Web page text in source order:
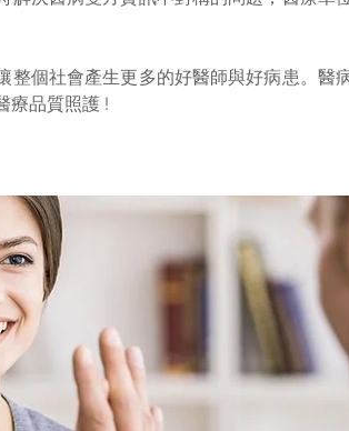
整個社會產生更多的好醫師與好病患。醫
療品質照護 !